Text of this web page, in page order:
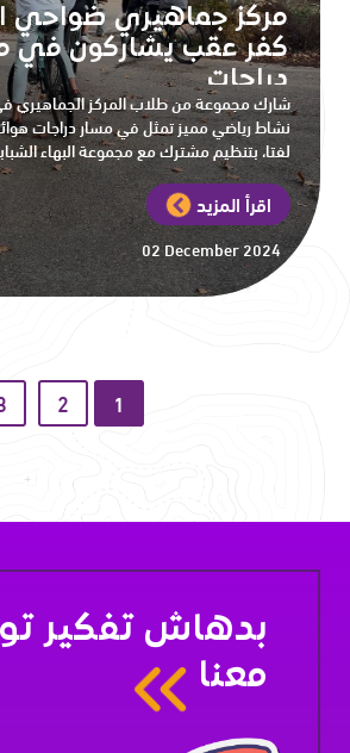
مركز جماهيري ضواحي
كفر عقب يشاركون في
دراجات
شارك مجموعة من طلاب المركز
نشاط رياضي مميز تمثل في مسار دراجات
لفتا، بتنظيم مشترك مع مجموعة البهاء
اقرأ المزيد
02 December 2024
1
2
بدهاش تفكير
معنا